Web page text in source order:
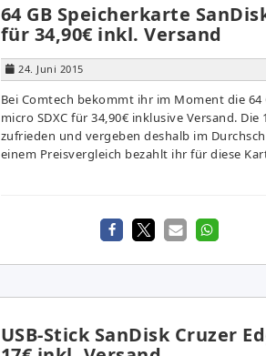
64 GB Speicherkarte
für 34,90€ inkl. Versand
24. Juni 2015
Bei Comtech bekommt ihr im Moment die 64
micro SDXC für 34,90€ inklusive Versand.
zufrieden und vergeben deshalb im
einem Preisvergleich bezahlt ihr für diese
USB-Stick SanDisk Cruzer